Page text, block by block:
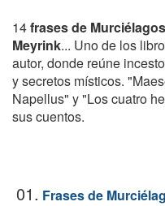
14frases de Murciélagos
Meyrink... Uno de los
autor, donde reúne
y secretos místicos.
Napellus" y "Los cuatro
sus cuentos.
01. Frases de